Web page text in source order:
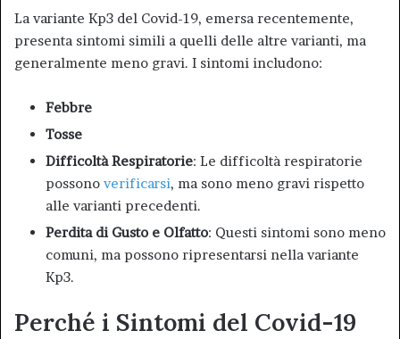
La variante Kp3 del Covid-19, emersa recentemente,
presenta sintomi simili a quelli delle altre varianti, ma
generalmente meno gravi. I sintomi includono:
Febbre
Tosse
Difficoltà Respiratorie: Le difficoltà respiratorie
possono verificarsi, ma sono meno gravi rispetto
alle varianti precedenti.
Perdita di Gusto e Olfatto: Questi sintomi sono meno
comuni, ma possono ripresentarsi nella variante
Kp3.
Perché i Sintomi del Covid-19